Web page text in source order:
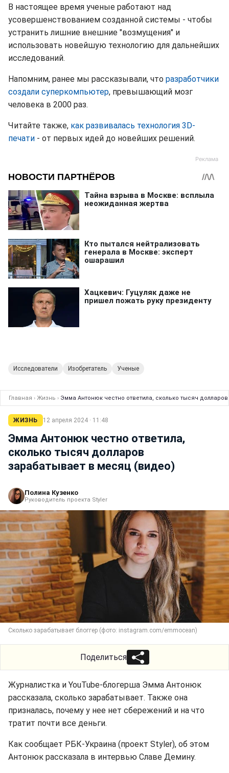
В настоящее время ученые работают над
усовершенствованием созданной системы - чтобы
устранить лишние внешние "возмущения" и
использовать новейшую технологию для дальнейших
исследований.
Напомним, ранее мы рассказывали, что разработчики
создали суперкомпьютер, превышающий мозг
человека в 2000 раз.
Читайте также, как развивалась технология 3D-
печати - от первых идей до новейших решений.
Исследователи Изобретатель Ученые
Главная › Жизнь › Эмма Антонюк честно ответила, сколько тысяч
ЖИЗНЬ 12 апреля 2024 · 11:48
Эмма Антонюк честно ответила,
сколько тысяч долларов
зарабатывает в месяц (видео)
Полина Кузенко
Руководитель проекта Styler
Сколько зарабатывает блоггер (фото: instagram.com/emmocean)
Поделиться
Журналистка и YouTube-блогерша Эмма Антонюк
рассказала, сколько зарабатывает. Также она
призналась, почему у нее нет сбережений и на что
тратит почти все деньги.
Как сообщает РБК-Украина (проект Styler), об этом
Антонюк рассказала в интервью Славе Демину.